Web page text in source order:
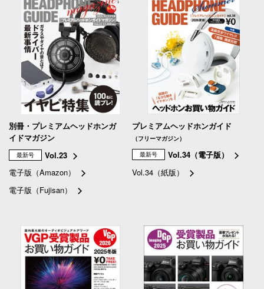
別冊・プレミアムヘッドホンガ
イドマガジン
最新号
Vol.23
電子版（Amazon）
電子版（Fujisan）
プレミアムヘッドホンガイド
（フリーマガジン）
最新号
Vol.34（電子版）
Vol.34（紙版）